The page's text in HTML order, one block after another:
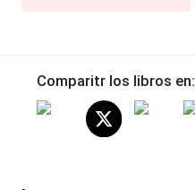
Comparitr los libros en: